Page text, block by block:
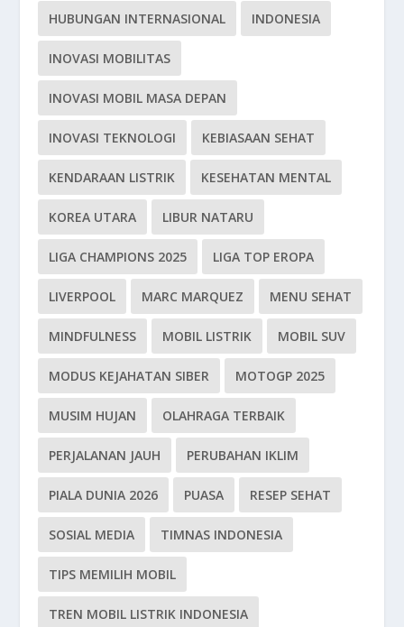
HUBUNGAN INTERNASIONAL INDONESIA
INOVASI MOBILITAS
INOVASI MOBIL MASA DEPAN
INOVASI TEKNOLOGI KEBIASAAN SEHAT
KENDARAAN LISTRIK KESEHATAN MENTAL
KOREA UTARA LIBUR NATARU
LIGA CHAMPIONS 2025 LIGA TOP EROPA
LIVERPOOL MARC MARQUEZ MENU SEHAT
MINDFULNESS MOBIL LISTRIK MOBIL SUV
MODUS KEJAHATAN SIBER MOTOGP 2025
MUSIM HUJAN OLAHRAGA TERBAIK
PERJALANAN JAUH PERUBAHAN IKLIM
PIALA DUNIA 2026 PUASA RESEP SEHAT
SOSIAL MEDIA TIMNAS INDONESIA
TIPS MEMILIH MOBIL
TREN MOBIL LISTRIK INDONESIA